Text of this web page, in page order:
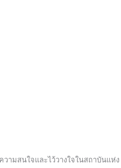
สนใจและไว้วางใจในสถาบันแห่ง